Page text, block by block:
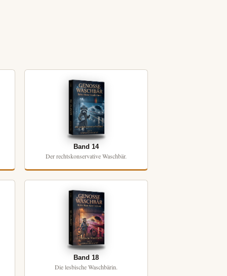
Band 14
Der rechtskonservative Waschbär.
Band 18
Die lesbische Waschbärin.